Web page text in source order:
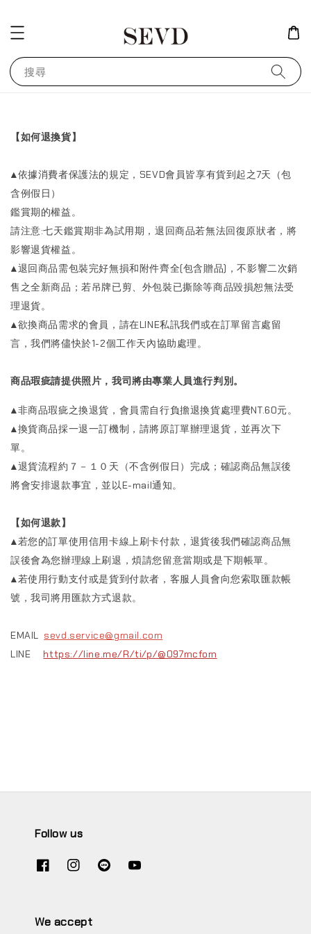
搜尋
【如何退換貨】
▲依據消費者保護法的規定，SEVD會員皆享有貨到起之7天（包
含例假日）
鑑賞期的權益。
請注意:七天鑑賞期非為試用期，退回商品若無法回復原狀者，將
影響退貨權益。
▲退回商品需包裝完好無損和附件齊全(包含贈品)，不影響二次銷
售之全新商品；若吊牌已剪、外包裝已撕除等商品毀損恕無法受
理退貨。
▲欲換商品需求的會員，請在LINE私訊我們或在訂單留言處留
言，我們將儘快於1-2個工作天內協助處理。
商品瑕疵請提供照片，我司將由專業人員進行判別。
▲非商品瑕疵之換退貨，會員需自行負擔退換貨處理費NT.60元。
▲換貨商品採一退一訂機制，請將原訂單辦理退貨，並再次下
單。
▲退貨流程約７－１０天（不含例假日）完成；確認商品無誤後
將會安排退款事宜，並以E-mail通知。
【如何退款】
▲若您的訂單使用信用卡線上刷卡付款，退貨後我們確認商品無
誤後會為您辦理線上刷退，煩請您留意當期或是下期帳單。
▲若使用行動支付或是貨到付款者，客服人員會向您索取匯款帳
號，我司將用匯款方式退款。
EMAIL sevd.service@gmail.com
LINE https://line.me/R/ti/p/@097mcfom
Follow us
We accept